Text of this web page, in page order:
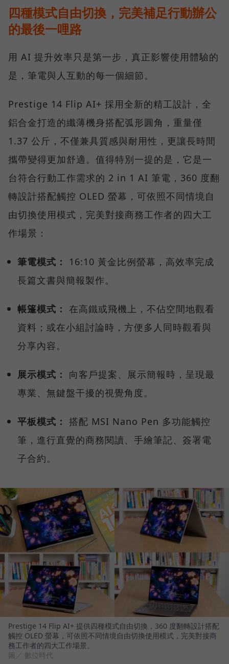
四種模式自由切換，完美補足行動辦公
的最後一哩路
用 AI 提升效率只是第一步，真正影響使用體驗的
是，筆電與人互動的每一個細節。
Prestige 14 Flip AI+ 採用全新的精工設計，全
鋁合金打造的纖薄機身搭配弧形圓角，重量僅
1.37 公斤，不僅兼具質感與耐用性，更讓長時間
攜帶變得更加舒適。值得特別一提的是，它是一
台符合行動工作需求的 2 in 1 AI 筆電，360 度翻
轉設計搭配觸控 OLED 螢幕，可依照不同情境自
由切換使用模式，完美對接商務工作者的四大工
作場景：
筆電模式：
16:10 黃金比例螢幕，高效率完成
長篇文書與簡報製作。
帳篷模式： 在高鐵或飛機上，不佔空間地觀看
資料；或在小組討論時，方便多人同時觀看與
分享內容。
展示模式：
向客戶提案、展示簡報時，呈現最
專業、無鍵盤干擾的視覺角度。
平板模式： 搭配 MSI Nano Pen 多功能觸控
筆，進行直覺的商務閱讀、手繪筆記、簽署電
子合約。
Prestige 14 Flip AI+ 提供四種模式自由切換，360 度翻轉設計搭配
觸控 OLED 螢幕，可依照不同情境自由切換使用模式，完美對接商
務工作者的四大工作場景。
圖／ 數位時代